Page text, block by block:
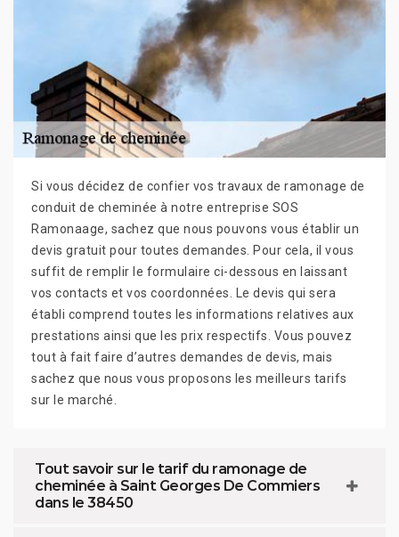
Si vous décidez de confier vos travaux de ramonage de
conduit de cheminée à notre entreprise SOS
Ramonaage, sachez que nous pouvons vous établir un
devis gratuit pour toutes demandes. Pour cela, il vous
suffit de remplir le formulaire ci-dessous en laissant
vos contacts et vos coordonnées. Le devis qui sera
établi comprend toutes les informations relatives aux
prestations ainsi que les prix respectifs. Vous pouvez
tout à fait faire d’autres demandes de devis, mais
sachez que nous vous proposons les meilleurs tarifs
sur le marché.
Tout savoir sur le tarif du ramonage de
cheminée à Saint Georges De Commiers
dans le 38450